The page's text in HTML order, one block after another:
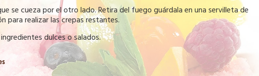
se cueza por el otro lado. Retira del fuego guárdala en una servilleta de
para realizar las crepas restantes.
dulces o salados.